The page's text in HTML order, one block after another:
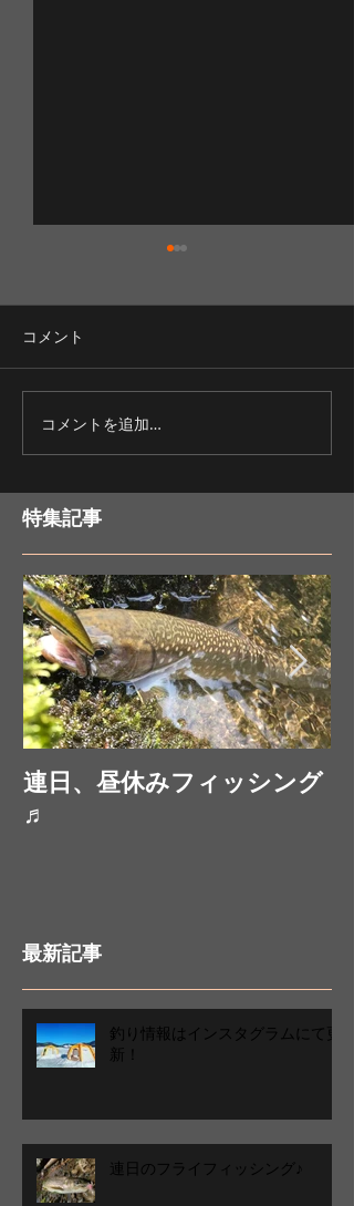
北海道富良野ボートツア
ーフィッシング
コメント
コメントを追加…
特集記事
連日、昼休みフィッシング
♬
最新記事
釣り情報はインスタグラムにて更
新！
連日のフライフィッシング♪